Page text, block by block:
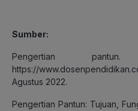
Sumber:
Pengertian
https://
Agustus 2022.
Pengertian Pantun: Tujuan,